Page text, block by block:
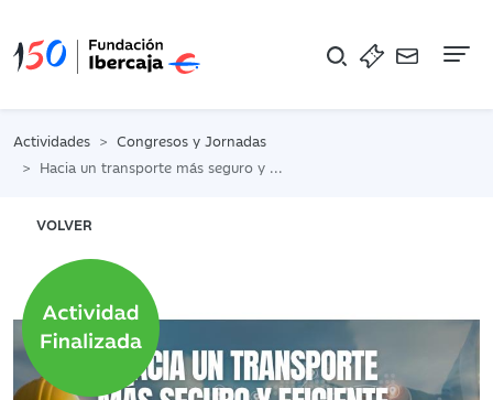
Actividades
Congresos y Jornadas
Hacia un transporte más seguro y eficiente: desafíos y soluciones en la Logística 4.0
VOLVER